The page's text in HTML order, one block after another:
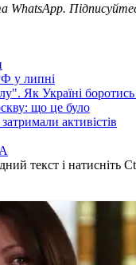
WhatsApp.
у липні
Як Україні боротись
що це було
активістів
текст і натисніть